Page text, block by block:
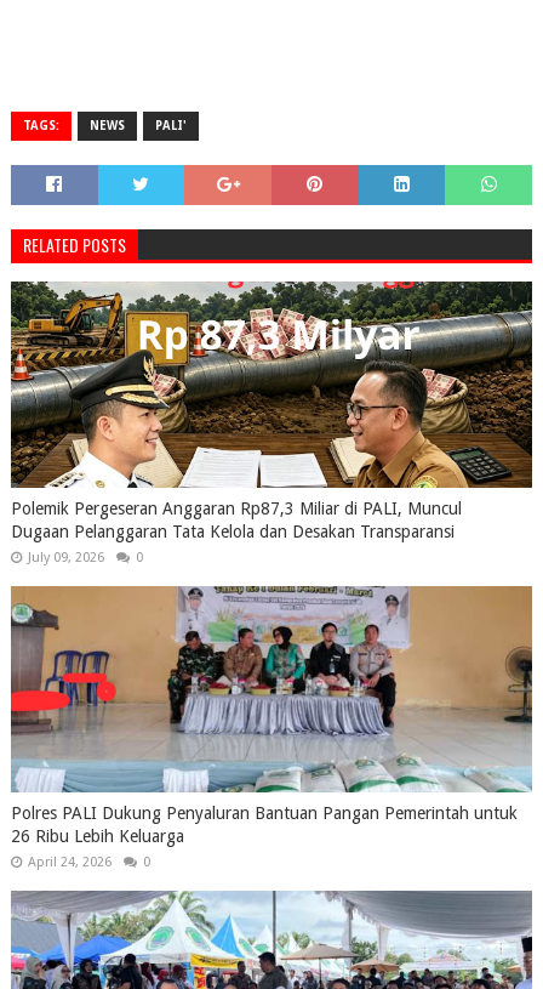
TAGS: NEWS PALI'
RELATED POSTS
Polemik Pergeseran Anggaran Rp87,3 Miliar di PALI, Muncul
Dugaan Pelanggaran Tata Kelola dan Desakan Transparansi
July 09, 2026 0
Polres PALI Dukung Penyaluran Bantuan Pangan Pemerintah untuk
26 Ribu Lebih Keluarga
April 24, 2026 0